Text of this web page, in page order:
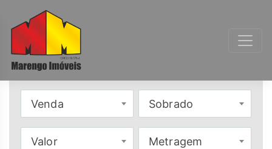
Venda Sobrado
Valor Metragem